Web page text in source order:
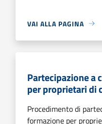
VAI ALLA PAGINA
Partecipazione a
per proprietari di
Procedimento di
formazione per